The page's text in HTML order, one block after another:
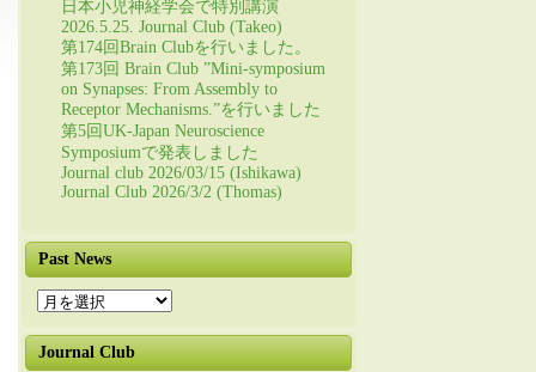
日本小児神経学会で特別講演
2026.5.25. Journal Club (Takeo)
第174回Brain Clubを行いました。
第173回 Brain Club ”Mini-symposium
on Synapses: From Assembly to
Receptor Mechanisms.”を行いました
第5回UK-Japan Neuroscience
Symposiumで発表しました
Journal club 2026/03/15 (Ishikawa)
Journal Club 2026/3/2 (Thomas)
Past News
Past
News
Journal Club